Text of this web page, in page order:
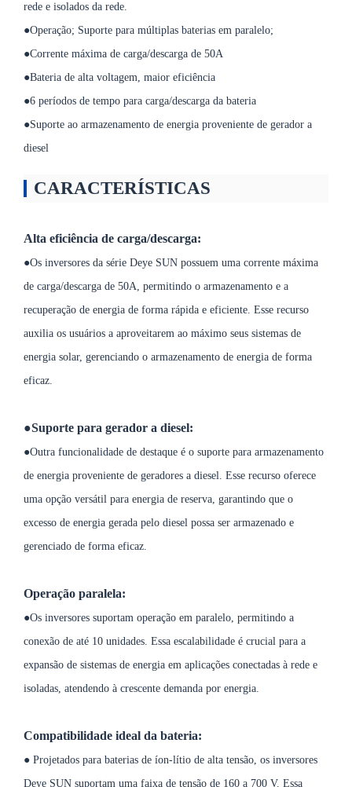
rede e isolados da rede.
●Operação; Suporte para múltiplas baterias em paralelo;
●Corrente máxima de carga/descarga de 50A
●Bateria de alta voltagem, maior eficiência
●6 períodos de tempo para carga/descarga da bateria
●Suporte ao armazenamento de energia proveniente de gerador a
diesel
CARACTERÍSTICAS
Alta eficiência de carga/descarga:
●Os inversores da série Deye SUN possuem uma corrente máxima
de carga/descarga de 50A, permitindo o armazenamento e a
recuperação de energia de forma rápida e eficiente. Esse recurso
auxilia os usuários a aproveitarem ao máximo seus sistemas de
energia solar, gerenciando o armazenamento de energia de forma
eficaz.
●Suporte para gerador a diesel:
●Outra funcionalidade de destaque é o suporte para armazenamento
de energia proveniente de geradores a diesel. Esse recurso oferece
uma opção versátil para energia de reserva, garantindo que o
excesso de energia gerada pelo diesel possa ser armazenado e
gerenciado de forma eficaz.
Operação paralela:
●Os inversores suportam operação em paralelo, permitindo a
conexão de até 10 unidades. Essa escalabilidade é crucial para a
expansão de sistemas de energia em aplicações conectadas à rede e
isoladas, atendendo à crescente demanda por energia.
Compatibilidade ideal da bateria:
● Projetados para baterias de íon-lítio de alta tensão, os inversores
Deye SUN suportam uma faixa de tensão de 160 a 700 V. Essa